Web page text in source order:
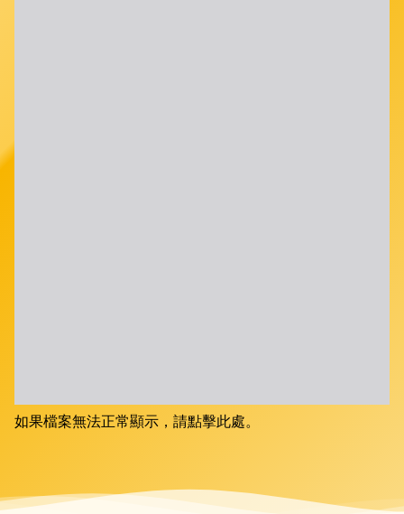
如果檔案無法正常顯示，請點擊此處。